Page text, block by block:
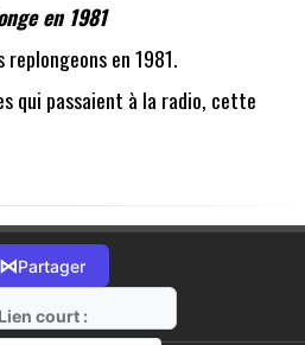
en 1981
en 1981.
qui passaient à la radio, cette
⋈Partager
Lien court :